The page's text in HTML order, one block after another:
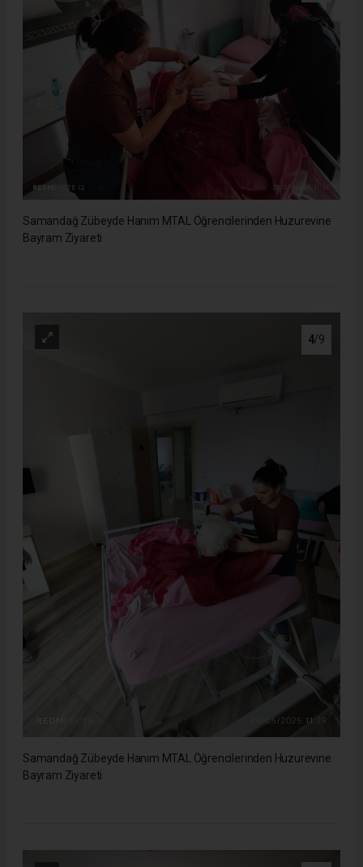
Samandağ Zübeyde Hanım MTAL Öğrencilerinden Huzurevine
Bayram Ziyareti
4/9
Samandağ Zübeyde Hanım MTAL Öğrencilerinden Huzurevine
Bayram Ziyareti